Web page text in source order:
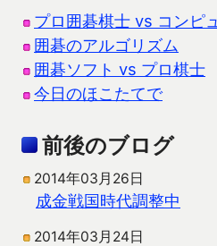
プロ囲碁棋士 vs コンピ
囲碁のアルゴリズム
囲碁ソフト vs プロ棋士
今日のほこたてで
前後のブログ
2014年03月26日
成金戦国時代調整中
2014年03月24日